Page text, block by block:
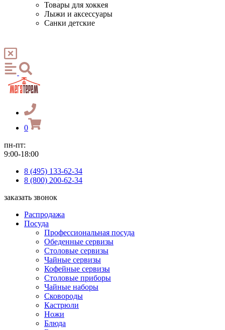
Товары для хоккея
Лыжи и аксессуары
Санки детские
0
пн-пт:
9:00-18:00
8 (495) 133-62-34
8 (800) 200-62-34
заказать звонок
Распродажа
Посуда
Профессиональная посуда
Обеденные сервизы
Столовые сервизы
Чайные сервизы
Кофейные сервизы
Столовые приборы
Чайные наборы
Сковороды
Кастрюли
Ножи
Блюда